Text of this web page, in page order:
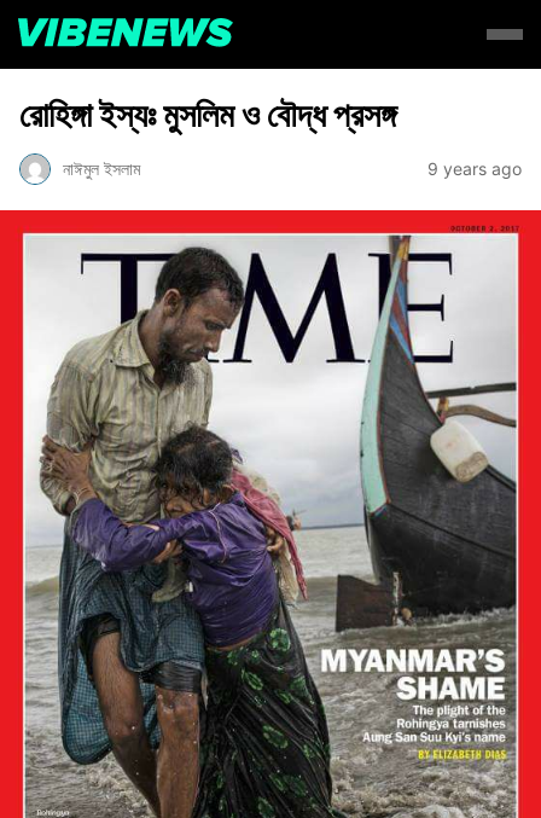
রোহিঙ্গা ইস্যঃ মুসলিম ও বৌদ্ধ প্রসঙ্গ
নাঈমুল ইসলাম 9 years ago